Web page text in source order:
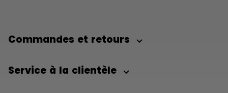
Commandes et retours
Service à la clientèle